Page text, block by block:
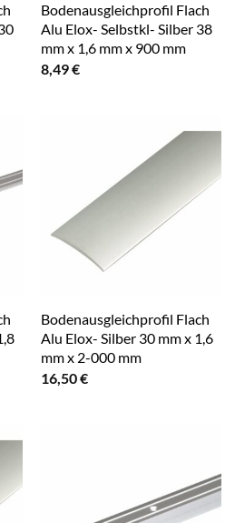
Bodenausgleichprofil Flach
Alu Elox- Selbstkl- Silber 38
mm x 1,6 mm x 900 mm
8,49€
Bodenausgleichprofil Flach
Alu Elox- Silber 30 mm x 1,6
mm x 2-000 mm
16,50€